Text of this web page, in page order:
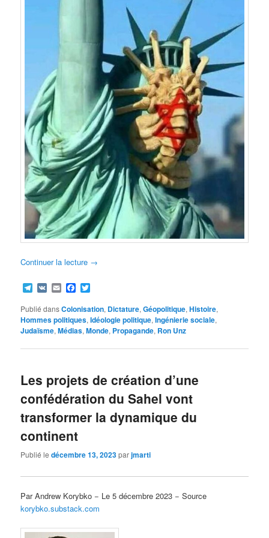
Continuer la lecture →
Telegram
VK EmailFacebook
Publié dansColonisation, Dictature,Géopolitique,Histoire,
Hommes politiques,Idéologie politique,Ingénierie sociale,
Judaïsme,Médias,Monde, Propagande, Ron Unz
Les projets de création d’une
confédération du Sahel vont
transformer la dynamique du
continent
Publié ledécembre 13, 2023parjmarti
Par Andrew Korybko − Le 5 décembre 2023 − Source
korybko.substack.com